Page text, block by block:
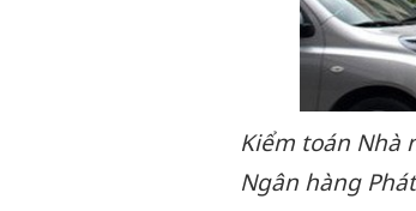
Kiểm toán Nhà
Ngân hàng